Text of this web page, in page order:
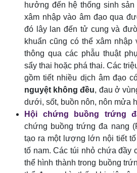
hưởng đến hệ thống sinh
xâm nhập vào âm đạo qua
đó lây lan đến tử cung và
khuẩn cũng có thể xâm
thông qua các phẫu thuật
sẩy thai hoặc phá thai. Các
gồm tiết nhiều dịch âm đạo
nguyệt không đều, đau ở
dưới, sốt, buồn nôn, nôn mửa
Hội chứng buồng trứng
chứng buồng trứng đa nang
tạo ra một lượng lớn nội tiết
tố nam. Các túi nhỏ chứa đầy
thể hình thành trong buồng